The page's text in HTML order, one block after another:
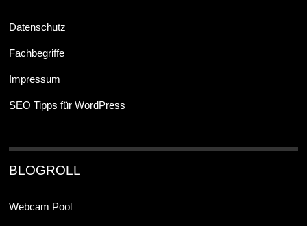
Datenschutz
Fachbegriffe
Impressum
SEO Tipps für WordPress
BLOGROLL
Webcam Pool